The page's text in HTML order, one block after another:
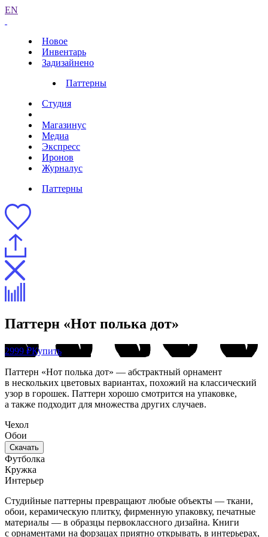
EN
Новое
Инвентарь
Задизайнено
Паттерны
Студия
Магазинус
Медиа
Экспресс
Иронов
Журналус
Паттерны
Паттерн «Нот полька дот»
2999 ₽Купить
Паттерн «Нот полька дот» — абстрактный орнамент
в нескольких цветовых вариантах, похожий на классический
узор в горошек. Паттерн хорошо смотрится на упаковке,
а также подходит для множества других случаев.
Чехол
Обои
Скачать
Футболка
Кружка
Интерьер
Студийные паттерны превращают любые объекты — ткани,
обои, керамическую плитку, фирменную упаковку, печатные
материалы — в образцы первоклассного дизайна. Книги
с орнаментами на форзацах приятно открывать, в интерьерах,